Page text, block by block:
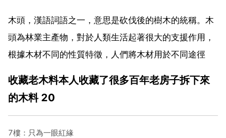
木頭，漢語詞語之一，意思是砍伐後的樹木的統稱。木
頭為林業主產物，對於人類生活起著很大的支援作用，
根據木材不同的性質特徵，人們將木材用於不同途徑
收藏老木料本人收藏了很多百年老房子拆下來
的木料 20
7樓：只為一眼紅緣